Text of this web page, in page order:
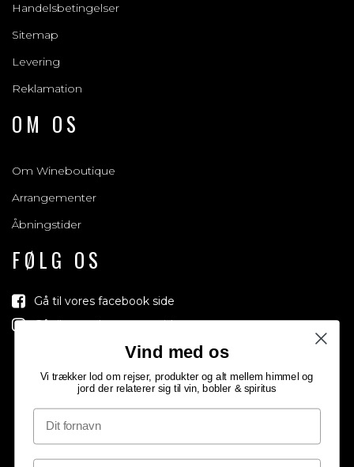
Handelsbetingelser
Sitemap
Levering
Reklamation
OM OS
Om Wineboutique
Arrangementer
Åbningstider
FØLG OS
Gå til vores facebook side
Gå til vores Instagram side
Vind med os
Vi trækker lod om rejser, produkter og alt mellem himmel og
jord der relaterer sig til vin, bobler & spiritus